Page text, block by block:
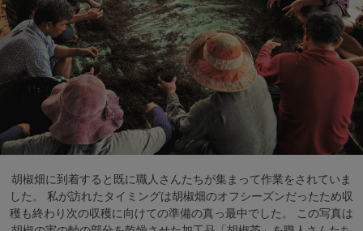
胡椒畑に到着すると既に職人さんたちが集まって作業をされていま
した。 私が訪れたタイミングは胡椒畑のオフシーズンだったため収
穫も終わり次の収穫に向けての準備の真っ最中でした。 この写真は